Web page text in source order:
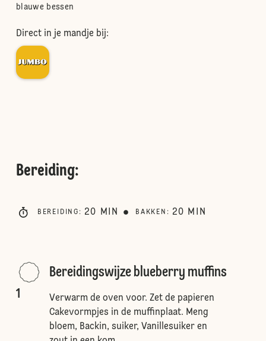
blauwe bessen
Direct in je mandje bij:
Bereiding:
BEREIDING : 20 MIN BAKKEN : 20 MIN
1
Bereidingswijze blueberry muffins
Verwarm de oven voor. Zet de papieren
Cakevormpjes in de muffinplaat. Meng
bloem, Backin, suiker, Vanillesuiker en